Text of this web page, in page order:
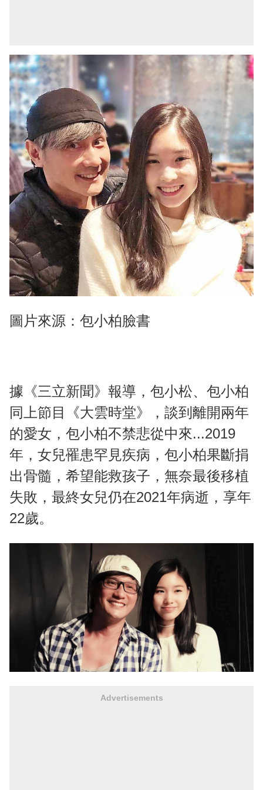
圖片來源：包小柏臉書
據《三立新聞》報導，包小松、包小柏
同上節目《大雲時堂》，談到離開兩年
的愛女，包小柏不禁悲從中來...2019
年，女兒罹患罕見疾病，包小柏果斷捐
出骨髓，希望能救孩子，無奈最後移植
失敗，最終女兒仍在2021年病逝，享年
22歲。
Advertisements